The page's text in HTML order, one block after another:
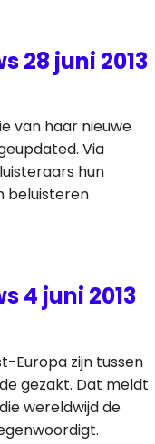
28 juni 2013
van haar nieuwe
Via
hun
beluisteren
4 juni 2013
Europa zijn tussen
gezakt. Dat meldt
wereldwijd de